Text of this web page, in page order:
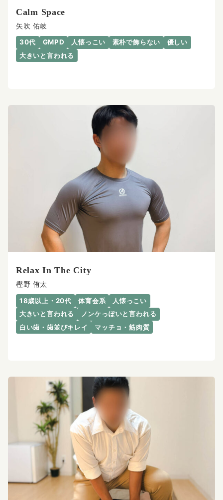
Calm Space
矢吹 佑岐
30代 GMPD 人懐っこい 素朴で飾らない
優しい
大きいと言われる
Relax In The City
樫野 侑太
18歳以上・20代 体育会系
人懐っこい
大きいと言われる
ノンケっぽいと言われる
白い歯・歯並びキレイ
マッチョ・筋肉質